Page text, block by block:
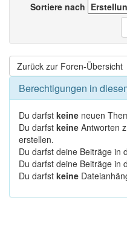
Sortiere nach
Zurück zur Foren-Übersicht
Berechtigungen in
Du darfst keine neuen
Du darfst keine Antworten
erstellen.
Du darfst deine Beiträge in
Du darfst deine Beiträge in
Du darfst keine